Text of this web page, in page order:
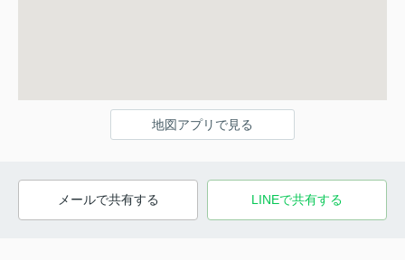
地図アプリで見る
メールで共有する LINEで共有する